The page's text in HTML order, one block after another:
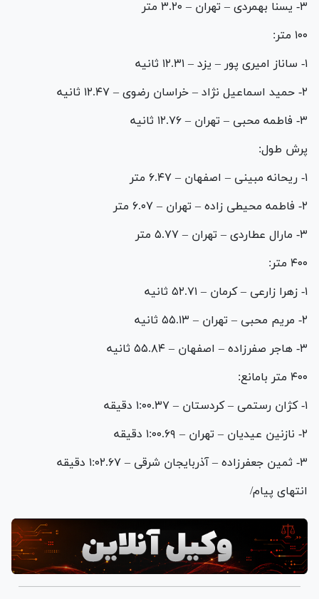
۳- یسنا بهمردی – تهران – ۳.۲۰ متر
۱۰۰ متر:
۱- ساناز امیری پور – یزد – ۱۲.۳۱ ثانیه
۲- حمید اسماعیل نژاد – خراسان رضوی – ۱۲.۴۷ ثانیه
۳- فاطمه محبی – تهران – ۱۲.۷۶ ثانیه
پرش طول:
۱- ریحانه مبینی – اصفهان – ۶.۴۷ متر
۲- فاطمه محیطی زاده – تهران – ۶.۰۷ متر
۳- مارال عطاردی – تهران – ۵.۷۷ متر
۴۰۰ متر:
۱- زهرا زارعی – کرمان – ۵۲.۷۱ ثانیه
۲- مریم محبی – تهران – ۵۵.۱۳ ثانیه
۳- هاجر صفرزاده – اصفهان – ۵۵.۸۴ ثانیه
۴۰۰ متر بامانع:
۱- کژان رستمی – کردستان – ۱:۰۰.۳۷ دقیقه
۲- نازنین عیدیان – تهران – ۱:۰۰.۶۹ دقیقه
۳- ثمین جعفرزاده – آذربایجان شرقی – ۱:۰۲.۶۷ دقیقه
انتهای پیام/